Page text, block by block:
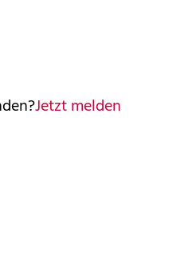
Jetzt melden